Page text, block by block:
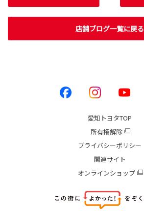
店舗ブログ一覧に戻る
愛知トヨタTOP
所有権解除
プライバシーポリシー
関連サイト
オンラインショップ